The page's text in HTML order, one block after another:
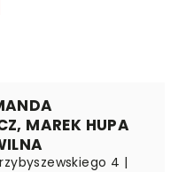
MAREK HUPA
4 |